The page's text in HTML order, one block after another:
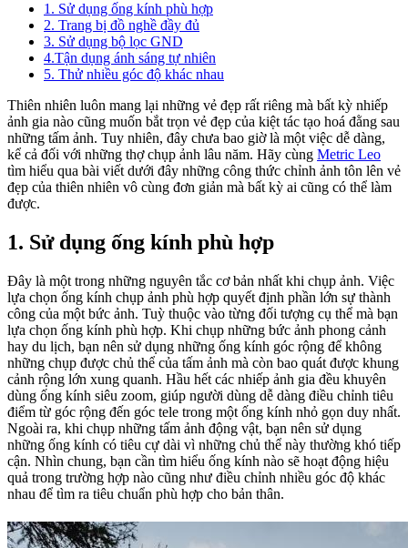
1. Sử dụng ống kính phù hợp
2. Trang bị đồ nghề đầy đủ
3. Sử dụng bộ lọc GND
4.Tận dụng ánh sáng tự nhiên
5. Thử nhiều góc độ khác nhau
Thiên nhiên luôn mang lại những vẻ đẹp rất riêng mà bất kỳ nhiếp
ảnh gia nào cũng muốn bắt trọn vẻ đẹp của kiệt tác tạo hoá đằng sau
những tấm ảnh. Tuy nhiên, đây chưa bao giờ là một việc dễ dàng,
kể cả đối với những thợ chụp ảnh lâu năm. Hãy cùng Metric Leo
tìm hiểu qua bài viết dưới đây những công thức chỉnh ảnh tôn lên vẻ
đẹp của thiên nhiên vô cùng đơn giản mà bất kỳ ai cũng có thể làm
được.
1. Sử dụng ống kính phù hợp
Đây là một trong những nguyên tắc cơ bản nhất khi chụp ảnh. Việc
lựa chọn ống kính chụp ảnh phù hợp quyết định phần lớn sự thành
công của một bức ảnh. Tuỳ thuộc vào từng đối tượng cụ thể mà bạn
lựa chọn ống kính phù hợp. Khi chụp những bức ảnh phong cảnh
hay du lịch, bạn nên sử dụng những ống kính góc rộng để không
những chụp được chủ thể của tấm ảnh mà còn bao quát được khung
cảnh rộng lớn xung quanh. Hầu hết các nhiếp ảnh gia đều khuyên
dùng ống kính siêu zoom, giúp người dùng dễ dàng điều chỉnh tiêu
điểm từ góc rộng đến góc tele trong một ống kính nhỏ gọn duy nhất.
Ngoài ra, khi chụp những tấm ảnh động vật, bạn nên sử dụng
những ống kính có tiêu cự dài vì những chủ thể này thường khó tiếp
cận. Nhìn chung, bạn cần tìm hiểu ống kính nào sẽ hoạt động hiệu
quả trong trường hợp nào cũng như điều chỉnh nhiều góc độ khác
nhau để tìm ra tiêu chuẩn phù hợp cho bản thân.